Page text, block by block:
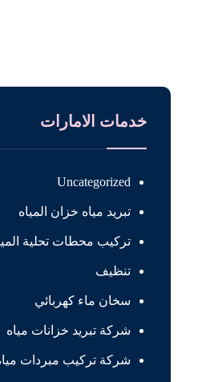
خدمات الامارات
Uncategorized
تبريد مياه خزان المياه
تركيب محطات تحلية
تنظيف
سخان ماء كهربائي
شركة تبريد خزانات مياه
شركة تركيب مبردات